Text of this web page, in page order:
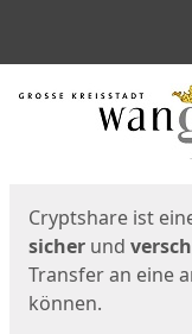
Start
Cryptshare ist
sicher und
Transfer an eine
können.